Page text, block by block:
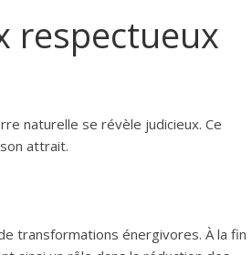
respectueux
naturelle se révèle judicieux. Ce
attrait.
transformations énergivores. À la fin